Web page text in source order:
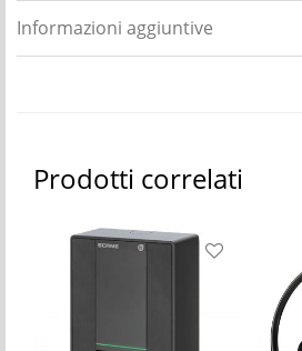
Informazioni aggiuntive
Prodotti correlati